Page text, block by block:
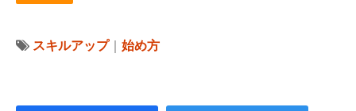
スキルアップ｜ 始め方